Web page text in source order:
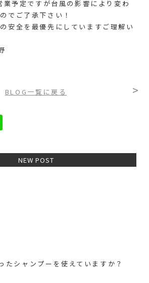
予定ですが台風の影響により変わ
でご了承下さい！
安全を最優先にしていますご理解い
BLOG一覧に戻る >
NEW POST
たシャンプーを使えていますか？